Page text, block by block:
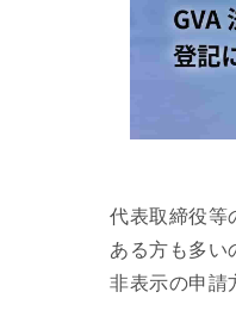
代表取締役等
ある方も多い
非表示の申請